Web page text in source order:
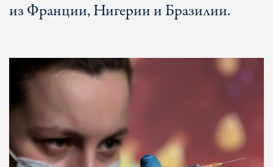
из Франции, Нигерии и Бразилии.